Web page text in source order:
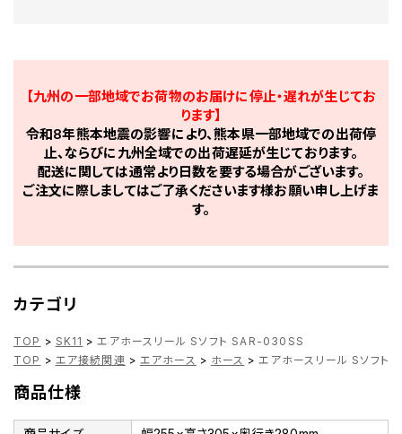
【九州の一部地域でお荷物のお届けに停止・遅れが生じてお
ります】
令和8年熊本地震の影響により、熊本県一部地域での出荷停
止、ならびに九州全域での出荷遅延が生じております。
配送に関しては通常より日数を要する場合がございます。
ご注文に際しましてはご了承くださいます様お願い申し上げま
す。
カテゴリ
TOP > SK11 > エアホースリール Sソフト SAR-030SS
TOP > エア接続関連 > エアホース > ホース > エアホースリール Sソフ
商品仕様